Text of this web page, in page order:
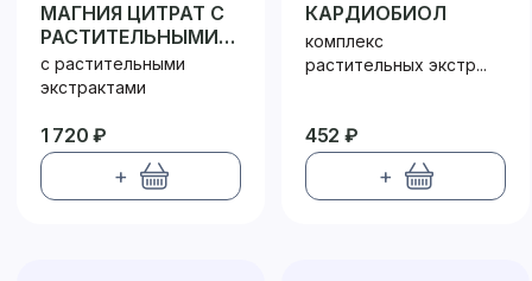
МАГНИЯ ЦИТРАТ С
РАСТИТЕЛЬНЫМИ
ЭКСТРАКТАМИ
с растительными
экстрактами
1 720 ₽
+
КАРДИОБИОЛ
комплекс
растительных экстр...
452 ₽
+